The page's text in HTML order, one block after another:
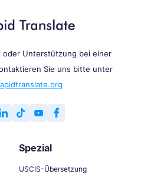
oder Unterstützung bei einer
Sie uns bitte unter
Spezial
USCIS-Übersetzung